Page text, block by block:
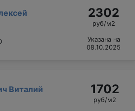
2302
руб/м2
Указана на
08.10.2025
Виталий
1702
руб/м2